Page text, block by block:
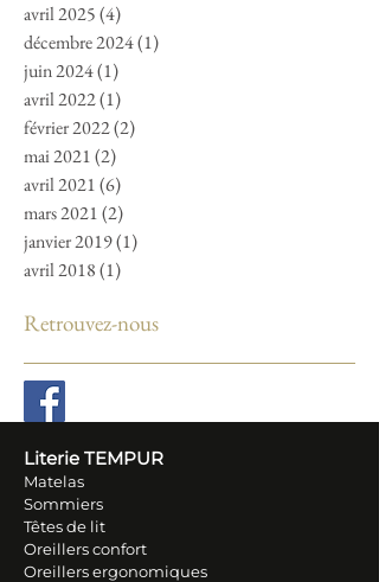
avril 2025(4)
décembre 2024(1)
juin 2024(1)
avril 2022(1)
février 2022(2)
mai 2021(2)
avril 2021(6)
mars 2021(2)
janvier 2019(1)
avril 2018(1)
Retrouvez-nous
Literie TEMPUR
Matelas
Sommiers
Têtes de lit
Oreillers confort
Oreillers ergonomiques